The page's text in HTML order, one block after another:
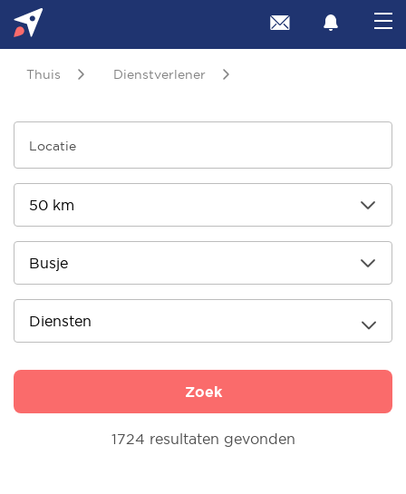
Thuis Dienstverlener
Diensten
1724 resultaten gevonden
Zoek